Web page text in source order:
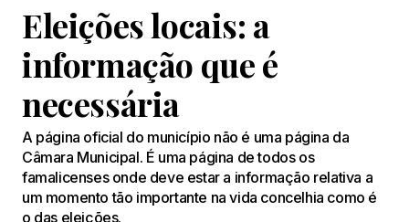
Eleições locais: a
informação que é
necessária
A página oficial do município não é uma página da
Câmara Municipal. É uma página de todos os
famalicenses onde deve estar a informação relativa a
um momento tão importante na vida concelhia como é
o das eleições.